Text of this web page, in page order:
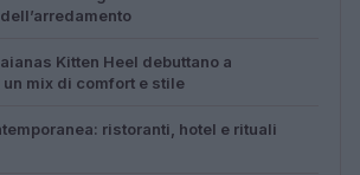
Kitten Heel debuttano a
un mix di comfort e stile
ristoranti, hotel e rituali